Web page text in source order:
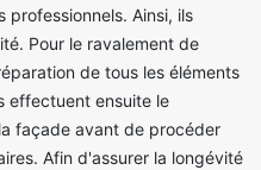
Ainsi, ils
Pour le ravalement de
de tous les éléments
effectuent ensuite le
façade avant de procéder
Afin d'assurer la longévité